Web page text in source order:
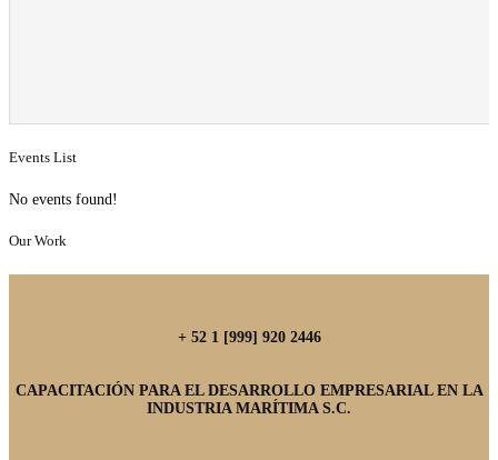
Events List
No events found!
Our Work
+ 52 1 [999] 920 2446
CAPACITACIÓN PARA EL DESARROLLO EMPRESARIAL EN LA
INDUSTRIA MARÍTIMA S.C.